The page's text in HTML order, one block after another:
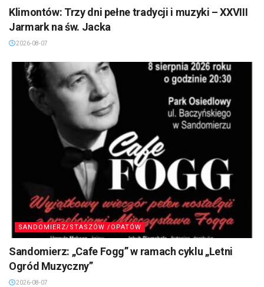
Klimontów: Trzy dni pełne tradycji i muzyki – XXVIII
Jarmark na św. Jacka
2026-08-07
SANDOMIERZ/STASZÓW /OPATÓW
Sandomierz: „Cafe Fogg” w ramach cyklu „Letni
Ogród Muzyczny”
2026-08-07